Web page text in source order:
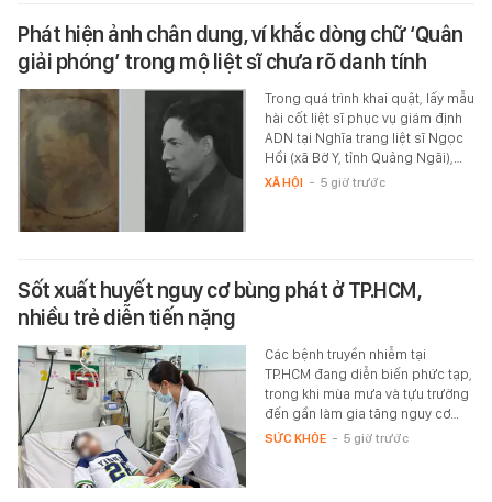
Phát hiện ảnh chân dung, ví khắc dòng chữ ‘Quân
giải phóng’ trong mộ liệt sĩ chưa rõ danh tính
Trong quá trình khai quật, lấy mẫu
hài cốt liệt sĩ phục vụ giám định
ADN tại Nghĩa trang liệt sĩ Ngọc
Hồi (xã Bờ Y, tỉnh Quảng Ngãi),…
XÃ HỘI - 5 giờ trước
Sốt xuất huyết nguy cơ bùng phát ở TP.HCM,
nhiều trẻ diễn tiến nặng
Các bệnh truyền nhiễm tại
TP.HCM đang diễn biến phức tạp,
trong khi mùa mưa và tựu trường
đến gần làm gia tăng nguy cơ…
SỨC KHỎE - 5 giờ trước